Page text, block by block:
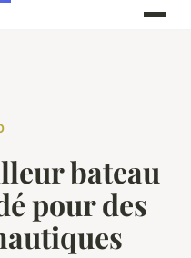
bateau
pour des